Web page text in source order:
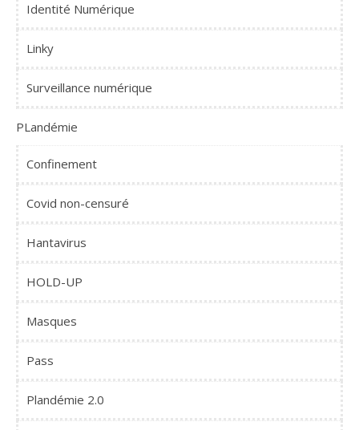
Identité Numérique
Linky
Surveillance numérique
PLandémie
Confinement
Covid non-censuré
Hantavirus
HOLD-UP
Masques
Pass
Plandémie 2.0